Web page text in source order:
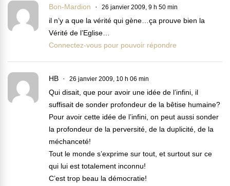
Bon-Mardion 26 janvier 2009, 9 h 50 min
il n’y a que la vérité qui gène…ça prouve bien la
Vérité de l’Eglise…
Connectez-vous pour pouvoir répondre
HB 26 janvier 2009, 10 h 06 min
Qui disait, que pour avoir une idée de l’infini, il
suffisait de sonder profondeur de la bêtise humaine?
Pour avoir cette idée de l’infini, on peut aussi sonder
la profondeur de la perversité, de la duplicité, de la
méchanceté!
Tout le monde s’exprime sur tout, et surtout sur ce
qui lui est totalement inconnu!
C’est trop beau la démocratie!